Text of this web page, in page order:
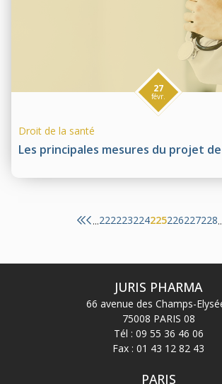
Les principales mesures du projet
27
févr.
Droit de la santé
...222223224225226227228
JURIS PHARMA
66 avenue des Champs-
75008 PARIS 08
Tél : 09 55 36 46 06
Fax : 01 43 12 82 43
PARIS